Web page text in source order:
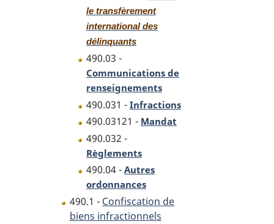
le transfèrement
international des
délinquants
490.03 -
Communications de
renseignements
490.031 - Infractions
490.03121 - Mandat
490.032 -
Règlements
490.04 - Autres
ordonnances
490.1 - Confiscation de
biens infractionnels